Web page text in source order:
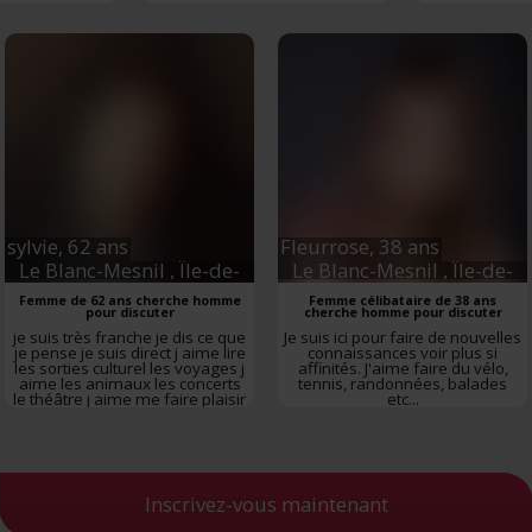
sylvie, 62 ans
Le Blanc-Mesnil , Île-de-
France
Femme de 62 ans cherche homme
pour discuter
je suis très franche je dis ce que
je pense je suis direct j aime lire
les sorties culturel les voyages j
aime les animaux les concerts
le théâtre j aime me faire plaisir
j aime rendre services
Fleurrose, 38 ans
Le Blanc-Mesnil , Île-de-
France
Femme célibataire de 38 ans
cherche homme pour discuter
Je suis ici pour faire de nouvelles
connaissances voir plus si
affinités. J'aime faire du vélo,
tennis, randonnées, balades
etc...
Inscrivez-vous maintenant